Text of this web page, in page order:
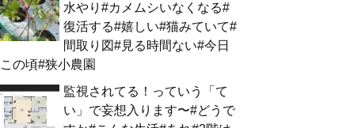
水やり#カメムシいなくなる#
復活する#嬉しい#猫みていて#
間取り図#見る時間ない#今日
この頃#狭小農園
監視されてる！っていう「て
い」で妄想入ります〜#どうで